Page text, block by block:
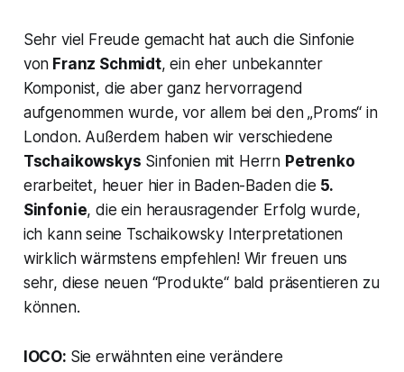
Sehr viel Freude gemacht hat auch die Sinfonie
von Franz Schmidt, ein eher unbekannter
Komponist, die aber ganz hervorragend
aufgenommen wurde, vor allem bei den„Proms“ in
London. Außerdem haben wir verschiedene
Tschaikowskys Sinfonien mit Herrn Petrenko
erarbeitet, heuer hier in Baden-Baden die 5.
Sinfonie, die ein herausragender Erfolg wurde,
ich kann seine Tschaikowsky Interpretationen
wirklich wärmstens empfehlen! Wir freuen uns
sehr, diese neuen “Produkte“ bald präsentieren zu
können.
IOCO: Sie erwähnten eine verändere